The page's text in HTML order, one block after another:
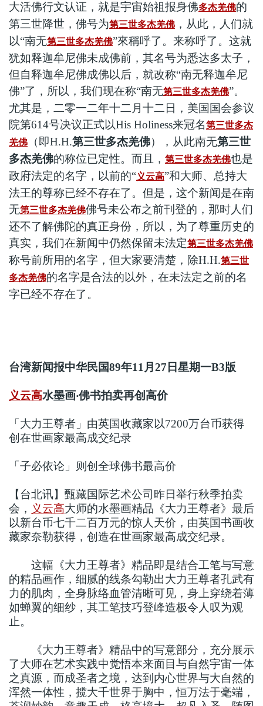
大活佛行文认证，就是宇宙始祖报身佛多杰羌佛的
第三世降世，佛号为第三世多杰羌佛 ，从此，人们就
以“南无第三世多杰羌佛”來稱呼了。来称呼了。这就
犹如释迦牟尼佛未成佛前，其名号为悉达多太子，
但自释迦牟尼佛成佛以后，就改称“南无释迦牟尼
佛”了，所以，我们现在称“南无第三世多杰羌佛”。
尤其是，二零一二年十二月十二日，美国国会参议
院第614号决议正式以His Holiness来冠名第三世多杰
羌佛
（即H.H.第三世多杰羌佛），从此南无第三世
多杰羌佛的称位已定性。而且， 第三世多杰羌佛也是
政府法定的名字，以前的“义云高”和大师、总持大
法王的尊称已经不存在了。但是，这个新闻是在南
无第三世多杰羌佛佛号未公布之前刊登的，那时人们
还不了解佛陀的真正身份，所以，为了尊重历史的
真实，我们在新闻中仍然保留未法定第三世多杰羌佛
称号前所用的名字，但大家要清楚，除H.H.第三世
多杰羌佛的名字是合法的以外，在未法定之前的名
字已经不存在了。
台湾新闻报中华民国89年11月27日星期一B3版
义云高水墨画‧佛书拍卖再创高价
「大力王尊者」由英国收藏家以7200万台币获得
创在世画家最高成交纪录
「子必依论」则创全球佛书最高价
【台北讯】甄藏国际艺术公司昨日举行秋季拍卖
会， 义云高大师的水墨画精品《大力王尊者》最后
以新台币七千二百万元的惊人天价，由英国书画收
藏家奈勒获得，创造在世画家最高成交纪录。
这幅《大力王尊者》精品即是结合工笔与写意
的精品画作，细腻的线条勾勒出大力王尊者孔武有
力的肌肉，全身脉络血管清晰可见，身上穿绕着薄
如蝉翼的细纱，其工笔技巧登峰造极令人叹为观
止。
《大力王尊者》精品中的写意部分，充分展示
了大师在艺术实践中觉悟本来面目与自然宇宙一体
之真源，而成圣者之境，达到内心世界与大自然的
浑然一体性，揽大千世界于胸中，恒万法于毫端，